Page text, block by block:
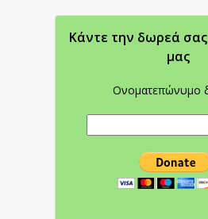
Κάντε την δωρεά
μας
Ονοματεπώνυμο